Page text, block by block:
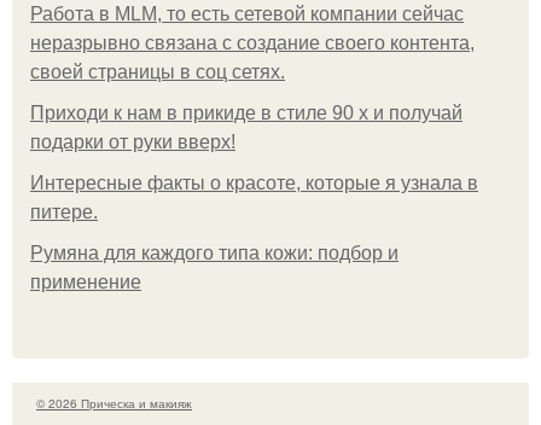
Работа в MLM, то есть сетевой компании сейчас
неразрывно связана с создание своего контента,
своей страницы в соц сетях.
Приходи к нам в прикиде в стиле 90 х и получай
подарки от руки вверх!
Интересные факты о красоте, которые я узнала в
питере.
Румяна для каждого типа кожи: подбор и
применение
© 2026 Прическа и макияж